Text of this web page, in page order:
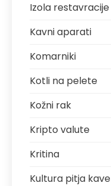
Izola restavracije
Kavni aparati
Komarniki
Kotli na pelete
Kožni rak
Kripto valute
Kritina
Kultura pitja kave